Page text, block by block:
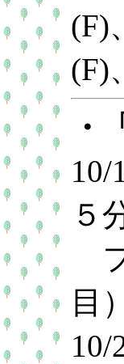
(F)
(F)
・
10/
５
目
10/